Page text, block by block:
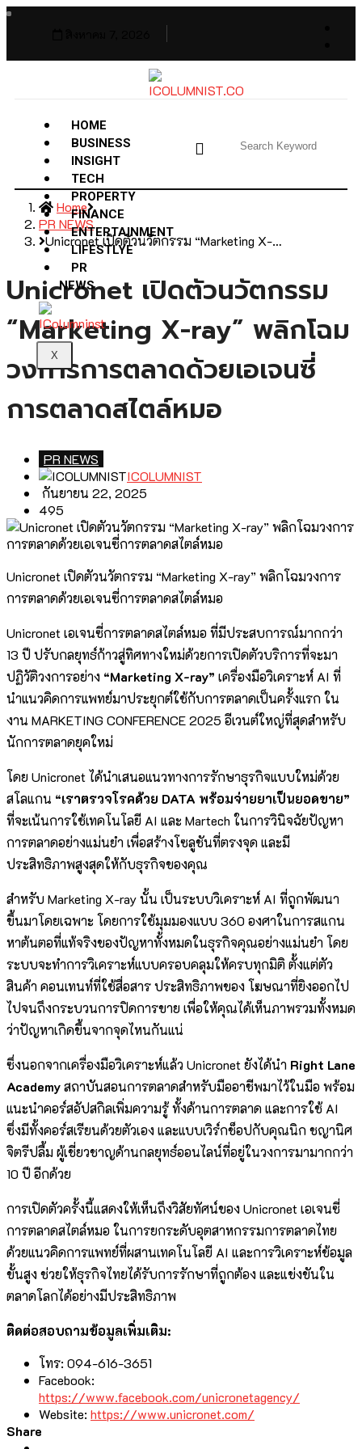
HOME
BUSINESS
INSIGHT
TECH
PROPERTY
FINANCE
ENTERTAINMENT
LIFESTLYE
PR
NEWS
X
Home
PR NEWS
Unicronet เปิดตัวนวัตกรรม “Marketing X-…
Unicronet เปิดตัวนวัตกรรม
“Marketing X-ray” พลิกโฉม
วงการการตลาดด้วยเอเจนซี่
การตลาดสไตล์หมอ
PR NEWS
ICOLUMNIST
กันยายน 22, 2025
495
Unicronet เปิดตัวนวัตกรรม “Marketing X-ray” พลิกโฉมวงการ
การตลาดด้วยเอเจนซี่การตลาดสไตล์หมอ
Unicronet เอเจนซี่การตลาดสไตล์หมอ ที่มีประสบการณ์มากกว่า
13 ปี ปรับกลยุทธ์ก้าวสู่ทิศทางใหม่ด้วยการเปิดตัวบริการที่จะมา
ปฏิวัติวงการอย่าง “Marketing X-ray” เครื่องมือวิเคราะห์ AI ที่
นำแนวคิดการแพทย์มาประยุกต์ใช้กับการตลาดเป็นครั้งแรก ใน
งาน MARKETING CONFERENCE 2025 อีเวนต์ใหญ่ที่สุดสำหรับ
นักการตลาดยุคใหม่
โดย Unicronet ได้นำเสนอแนวทางการรักษาธุรกิจแบบใหม่ด้วย
สโลแกน “เราตรวจโรคด้วย DATA พร้อมจ่ายยาเป็นยอดขาย”
ที่จะเน้นการใช้เทคโนโลยี AI และ Martech ในการวินิจฉัยปัญหา
การตลาดอย่างแม่นยำ เพื่อสร้างโซลูชันที่ตรงจุด และมี
ประสิทธิภาพสูงสุดให้กับธุรกิจของคุณ
สำหรับ Marketing X-ray นั้น เป็นระบบวิเคราะห์ AI ที่ถูกพัฒนา
ขึ้นมาโดยเฉพาะ โดยการใช้มุมมองแบบ 360 องศาในการสแกน
หาต้นตอที่แท้จริงของปัญหาทั้งหมดในธุรกิจคุณอย่างแม่นยำ โดย
ระบบจะทำการวิเคราะห์แบบครอบคลุมให้ครบทุกมิติ ตั้งแต่ตัว
สินค้า คอนเทนท์ที่ใช้สื่อสาร ประสิทธิภาพของ โฆษณาที่ยิงออกไป
ไปจนถึงกระบวนการปิดการขาย เพื่อให้คุณได้เห็นภาพรวมทั้งหมด
ว่าปัญหาเกิดขึ้นจากจุดไหนกันแน่
ซึ่งนอกจากเครื่องมือวิเคราะห์แล้ว Unicronet ยังได้นำ Right Lane
Academyสถาบันสอนการตลาดสำหรับมืออาชีพมาไว้ในมือ พร้อม
แนะนำคอร์สอัปสกิลเพิ่มความรู้ ทั้งด้านการตลาด และการใช้ AI
ซึ่งมีทั้งคอร์สเรียนด้วยตัวเอง และแบบเวิร์กช็อปกับคุณนิก ชญานิศ
จิตรีปลื้ม ผู้เชี่ยวชาญด้านกลยุทธ์ออนไลน์ที่อยู่ในวงการมามากกว่า
10 ปี อีกด้วย
การเปิดตัวครั้งนี้แสดงให้เห็นถึงวิสัยทัศน์ของ Unicronet เอเจนซี่
การตลาดสไตล์หมอ ในการยกระดับอุตสาหกรรมการตลาดไทย
ด้วยแนวคิดการแพทย์ที่ผสานเทคโนโลยี AI และการวิเคราะห์ข้อมูล
ขั้นสูง ช่วยให้ธุรกิจไทยได้รับการรักษาที่ถูกต้อง และแข่งขันใน
ตลาดโลกได้อย่างมีประสิทธิภาพ
ติดต่อสอบถามข้อมูลเพิ่มเติม:
โทร: 094-616-3651
Facebook:
https://www.facebook.com/unicronetagency/
Website: https://www.unicronet.com/
Share